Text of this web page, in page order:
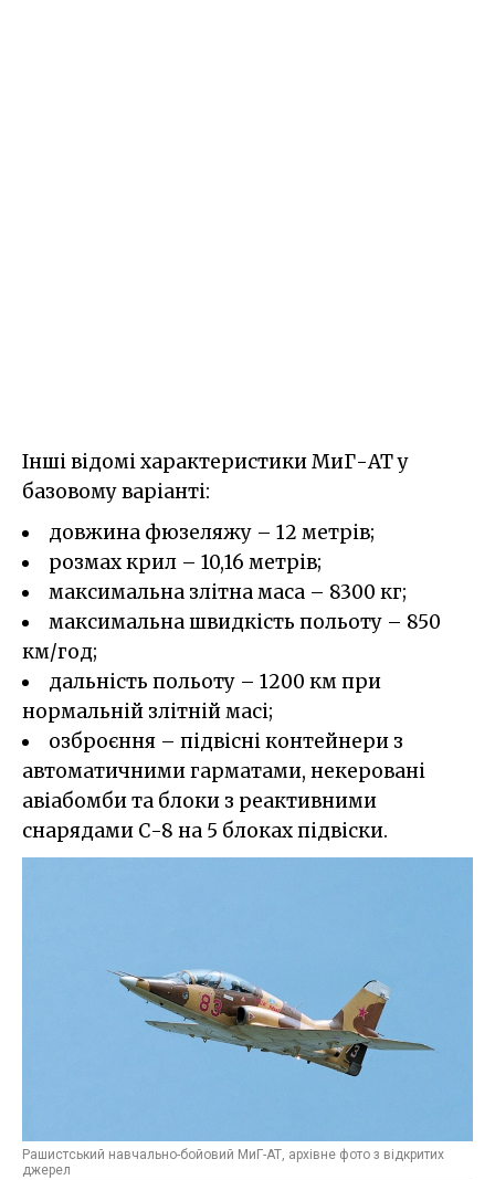
Інші відомі характеристики МиГ-АТ у
базовому варіанті:
довжина фюзеляжу – 12 метрів;
розмах крил – 10,16 метрів;
максимальна злітна маса – 8300 кг;
максимальна швидкість польоту – 850
км/год;
дальність польоту – 1200 км при
нормальній злітній масі;
озброєння – підвісні контейнери з
автоматичними гарматами, некеровані
авіабомби та блоки з реактивними
снарядами С-8 на 5 блоках підвіски.
Рашистський навчально-бойовий МиГ-АТ, архівне фото з відкритих
джерел